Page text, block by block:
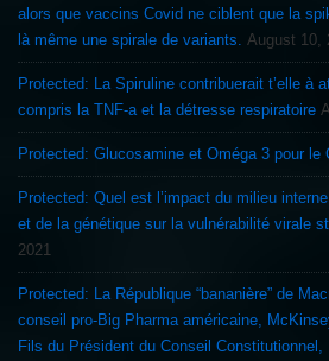
alors que vaccins Covid ne ciblent que la
là même une spirale de variants.
August 10,
Protected: La Spiruline contribuerait t’elle à
compris la TNF-a et la détresse respiratoire
Protected: Glucosamine et Oméga 3 pour le
Protected: Quel est l’impact du milieu
et de la génétique sur la vulnérabilité virale
2021
Protected: La République “bananière” de
conseil pro-Big Pharma américaine,
Fils du Président du Conseil